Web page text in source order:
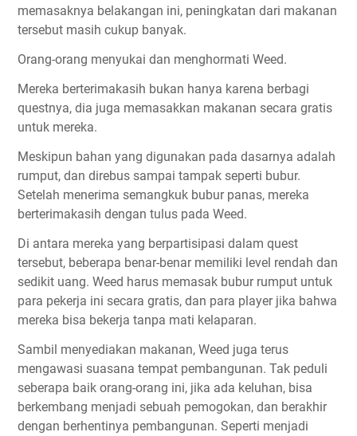
memasaknya belakangan ini, peningkatan dari makanan
tersebut masih cukup banyak.
Orang-orang menyukai dan menghormati Weed.
Mereka berterimakasih bukan hanya karena berbagi
questnya, dia juga memasakkan makanan secara gratis
untuk mereka.
Meskipun bahan yang digunakan pada dasarnya adalah
rumput, dan direbus sampai tampak seperti bubur.
Setelah menerima semangkuk bubur panas, mereka
berterimakasih dengan tulus pada Weed.
Di antara mereka yang berpartisipasi dalam quest
tersebut, beberapa benar-benar memiliki level rendah dan
sedikit uang. Weed harus memasak bubur rumput untuk
para pekerja ini secara gratis, dan para player jika bahwa
mereka bisa bekerja tanpa mati kelaparan.
Sambil menyediakan makanan, Weed juga terus
mengawasi suasana tempat pembangunan. Tak peduli
seberapa baik orang-orang ini, jika ada keluhan, bisa
berkembang menjadi sebuah pemogokan, dan berakhir
dengan berhentinya pembangunan. Seperti menjadi